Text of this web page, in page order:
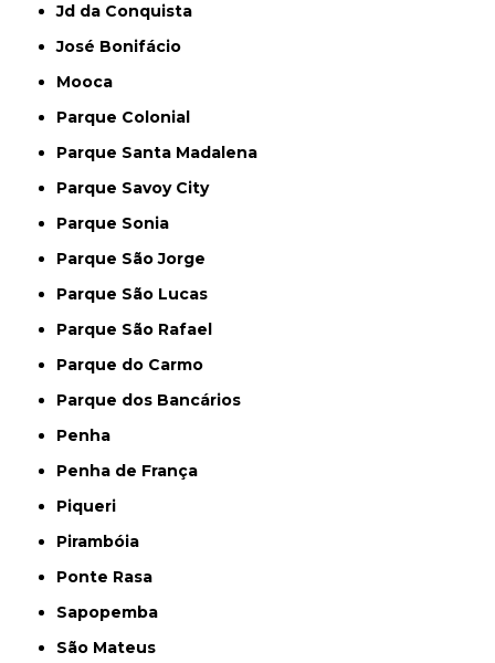
Jd da Conquista
José Bonifácio
Mooca
Parque Colonial
Parque Santa Madalena
Parque Savoy City
Parque Sonia
Parque São Jorge
Parque São Lucas
Parque São Rafael
Parque do Carmo
Parque dos Bancários
Penha
Penha de França
Piqueri
Pirambóia
Ponte Rasa
Sapopemba
São Mateus